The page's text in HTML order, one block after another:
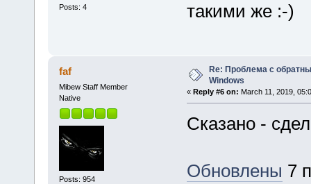
Posts: 4
такими же :-)
faf
Mibew Staff Member
Native
Posts: 954
Re: Проблема с
Windows
« Reply #6 on: March 11, 2019,
Сказано -
Обновлены 7